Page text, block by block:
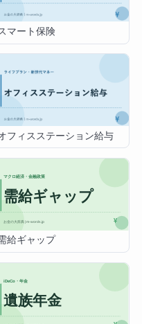
マート保険
フィスステーション給与
給ギャップ